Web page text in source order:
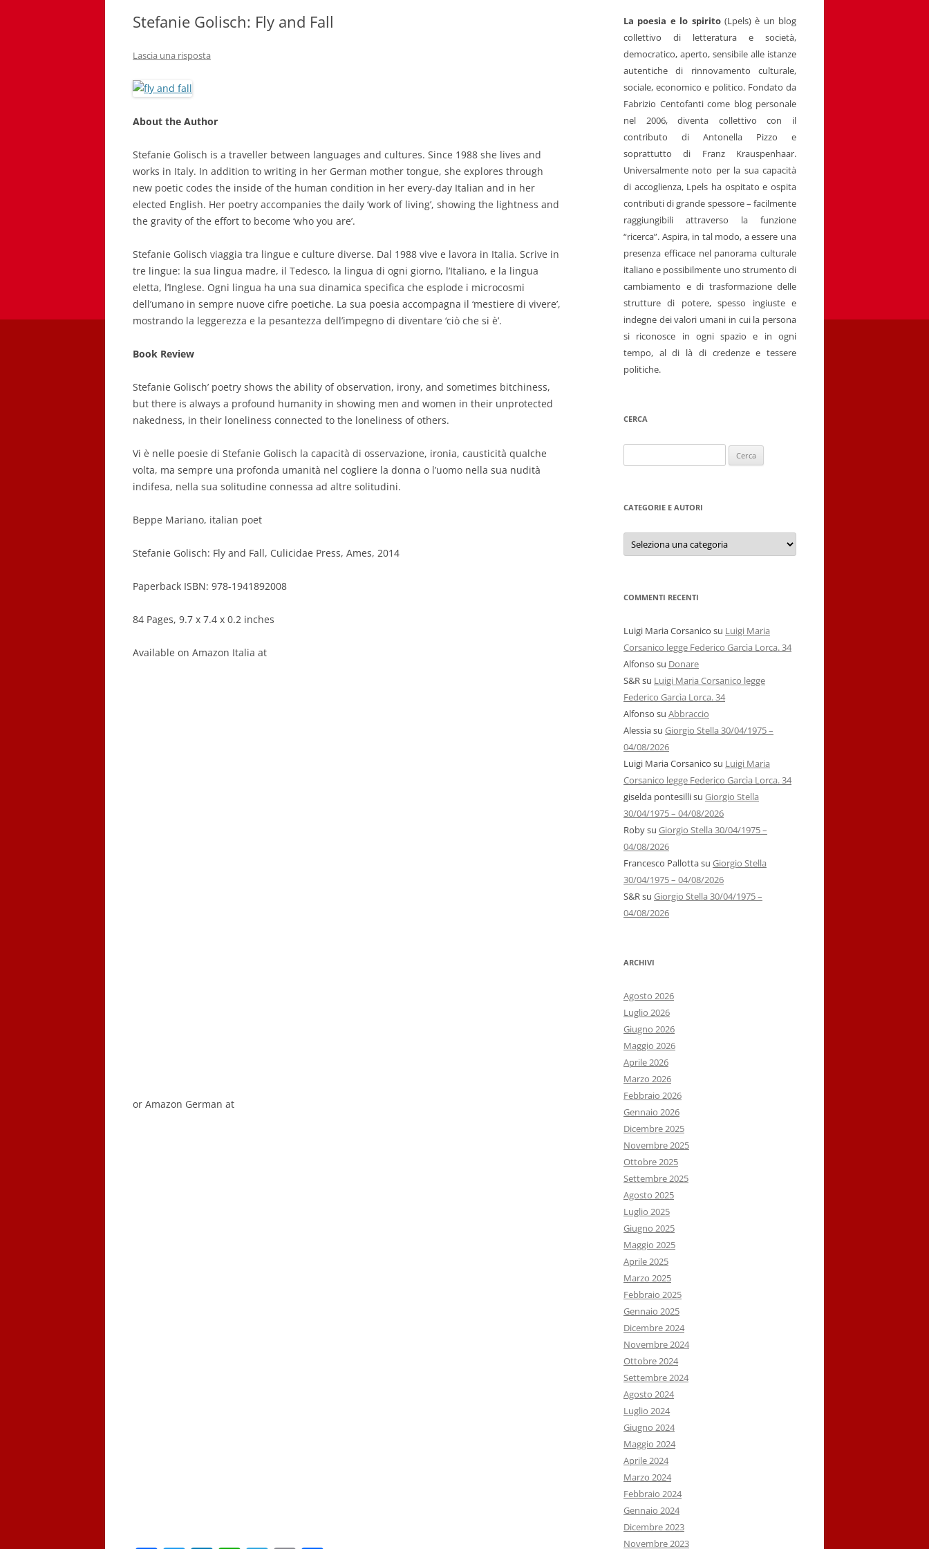
MONICA MAZZITELLI
PASQUALE VITAGLIANO
ROBERTO PLEVANO
STEFANIE GOLISCH
Stefanie Golisch: Fly and Fall
Lascia una risposta
About the Author
Stefanie Golisch is a traveller between languages and cultures. Since 1988 she lives and
works in Italy. In addition to writing in her German mother tongue, she explores through
new poetic codes the inside of the human condition in her every-day Italian and in her
elected English. Her poetry accompanies the daily ‘work of living’, showing the lightness and
the gravity of the effort to become ‘who you are’.
Stefanie Golisch viaggia tra lingue e culture diverse. Dal 1988 vive e lavora in Italia. Scrive in
tre lingue: la sua lingua madre, il Tedesco, la lingua di ogni giorno, l’Italiano, e la lingua
eletta, l’Inglese. Ogni lingua ha una sua dinamica specifica che esplode i microcosmi
dell’umano in sempre nuove cifre poetiche. La sua poesia accompagna il ‘mestiere di vivere’,
mostrando la leggerezza e la pesantezza dell’impegno di diventare ‘ciò che si è’.
Book Review
Stefanie Golisch’ poetry shows the ability of observation, irony, and sometimes bitchiness,
but there is always a profound humanity in showing men and women in their unprotected
nakedness, in their loneliness connected to the loneliness of others.
Vi è nelle poesie di Stefanie Golisch la capacità di osservazione, ironia, causticità qualche
volta, ma sempre una profonda umanità nel cogliere la donna o l’uomo nella sua nudità
indifesa, nella sua solitudine connessa ad altre solitudini.
Beppe Mariano, italian poet
Stefanie Golisch: Fly and Fall, Culicidae Press, Ames, 2014
Paperback ISBN: 978-1941892008
84 Pages, 9.7 x 7.4 x 0.2 inches
Available on Amazon Italia at
or Amazon German at
La poesia e lo spirito(Lpels) è un blog
collettivo di letteratura e società,
democratico, aperto, sensibile alle istanze
autentiche di rinnovamento culturale,
sociale, economico e politico. Fondato da
Fabrizio Centofanti come blog personale
nel 2006, diventa collettivo con il
contributo di Antonella Pizzo e
soprattutto di Franz Krauspenhaar.
Universalmente noto per la sua capacità
di accoglienza, Lpels ha ospitato e ospita
contributi di grande spessore – facilmente
raggiungibili attraverso la funzione
“ricerca”. Aspira, in tal modo, a essere una
presenza efficace nel panorama culturale
italiano e possibilmente uno strumento di
cambiamento e di trasformazione delle
strutture di potere, spesso ingiuste e
indegne dei valori umani in cui la persona
si riconosce in ogni spazio e in ogni
tempo, al di là di credenze e tessere
politiche.
CERCA
per:
CATEGORIE E AUTORI
Categorie
autori
COMMENTI RECENTI
Luigi Maria Corsanico su Luigi Maria
Corsanico legge Federico Garcìa Lorca. 34
Alfonso su Donare
S&Rsu Luigi Maria Corsanico legge
Federico Garcìa Lorca. 34
Alfonso su Abbraccio
Alessiasu Giorgio Stella 30/04/1975 –
04/08/2026
Luigi Maria Corsanico su Luigi Maria
Corsanico legge Federico Garcìa Lorca. 34
giselda pontesillisu Giorgio Stella
30/04/1975 – 04/08/2026
Robysu Giorgio Stella 30/04/1975 –
04/08/2026
Francesco Pallottasu Giorgio Stella
30/04/1975 – 04/08/2026
S&Rsu Giorgio Stella 30/04/1975 –
04/08/2026
ARCHIVI
Agosto 2026
Luglio 2026
Giugno 2026
Maggio 2026
Aprile 2026
Marzo 2026
Febbraio 2026
Gennaio 2026
Dicembre 2025
Novembre 2025
Ottobre 2025
Settembre 2025
Agosto 2025
Luglio 2025
Giugno 2025
Maggio 2025
Aprile 2025
Marzo 2025
Febbraio 2025
Gennaio 2025
Dicembre 2024
Novembre 2024
Ottobre 2024
Settembre 2024
Agosto 2024
Luglio 2024
Giugno 2024
Maggio 2024
Aprile 2024
Marzo 2024
Febbraio 2024
Gennaio 2024
Dicembre 2023
Novembre 2023